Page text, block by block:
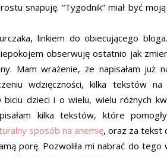
snapuję. “Tygodnik” miał być
linkiem do obiecującego
obserwuję ostatnio jak
Mam wrażenie, że napisałam już
wdzięczności, kilka tekstów
biciu dzieci i o wielu, wielu różnych
kilka tekstów, które
sposób na anemię, oraz za tekst
porę. Pozwoliła mi nabrać do